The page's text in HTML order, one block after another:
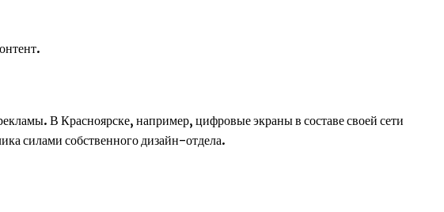
В Красноярске, например, цифровые экраны в составе своей сети
силами собственного дизайн-отдела.